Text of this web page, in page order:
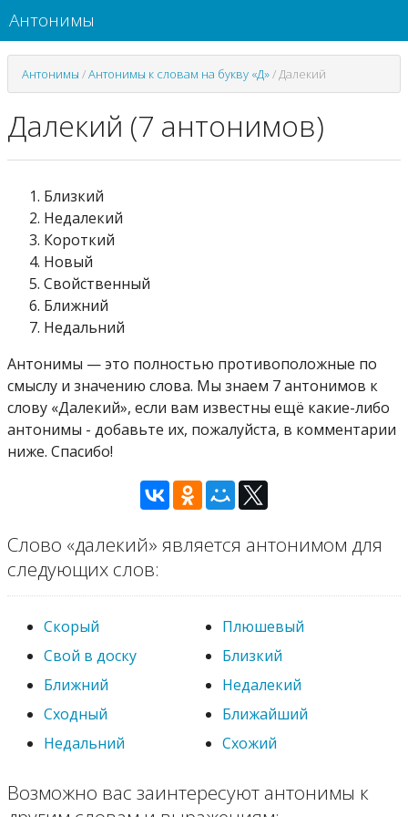
Антонимы
Антонимы /Антонимы к словам на букву «Д»/Далекий
Далекий (7 антонимов)
Близкий
Недалекий
Короткий
Новый
Свойственный
Ближний
Недальний
Антонимы — это полностью противоположные по
смыслу и значению слова. Мы знаем 7 антонимов к
слову «Далекий», если вам известны ещё какие-либо
антонимы - добавьте их, пожалуйста, в комментарии
ниже. Спасибо!
Слово «далекий» является антонимом для
следующих слов:
Скорый
Плюшевый
Свой в доску
Близкий
Ближний
Недалекий
Сходный
Ближайший
Недальний
Схожий
Возможно вас заинтересуют антонимы к